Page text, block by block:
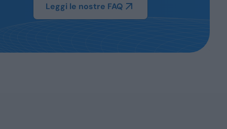
Leggi le nostre FAQ